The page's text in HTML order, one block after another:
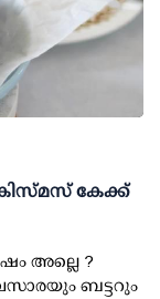
കേക്ക്
അല്ലെ ?
ബട്ടറും